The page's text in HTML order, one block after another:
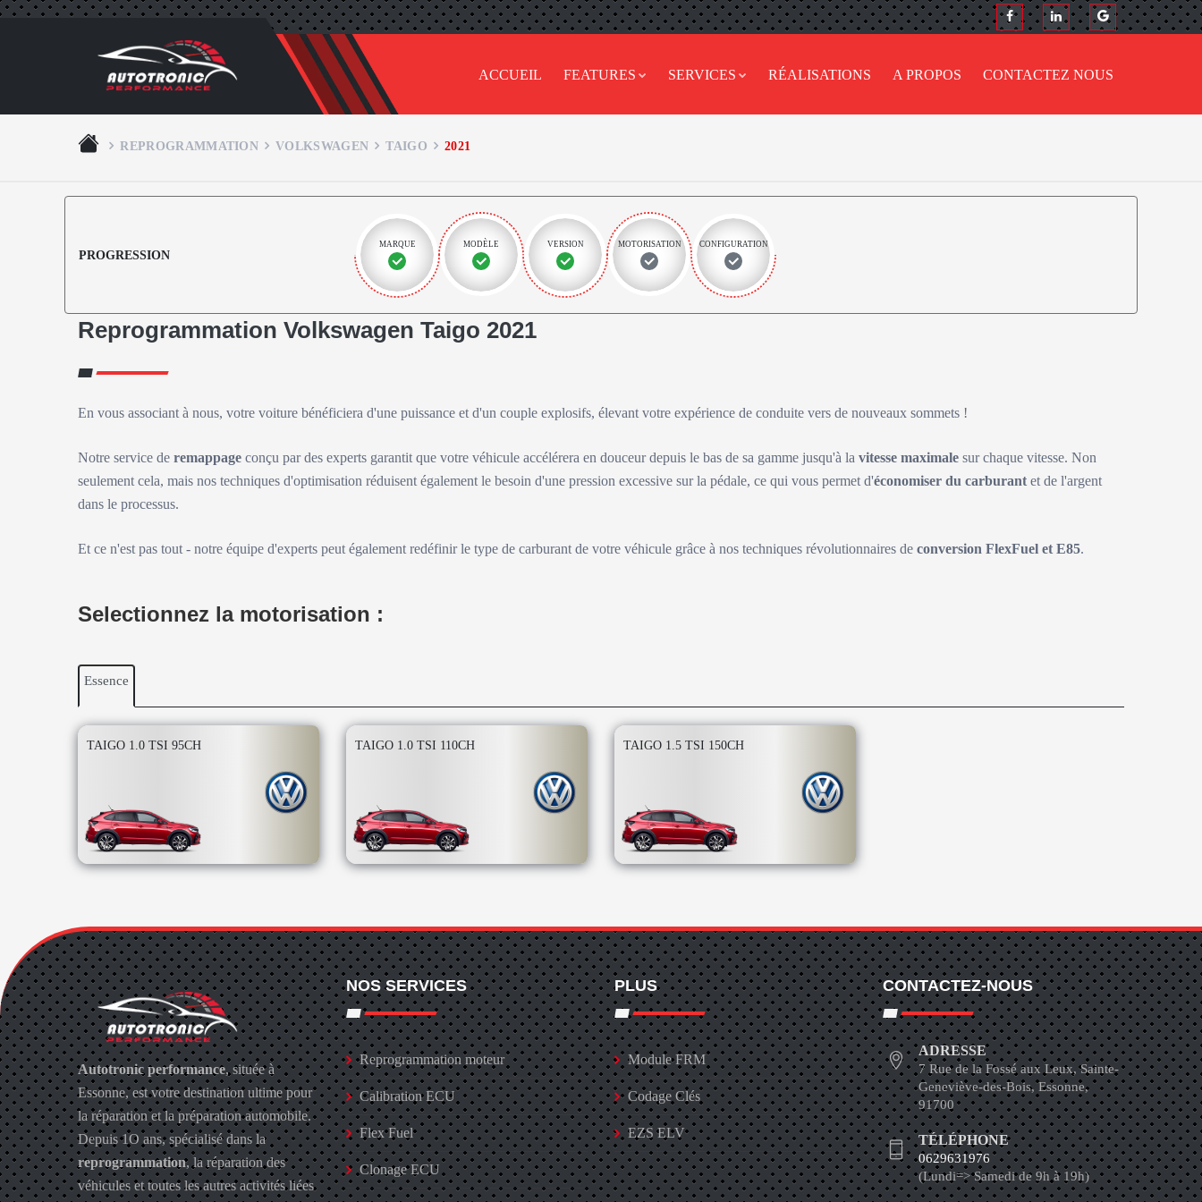
ACCUEIL FEATURES SERVICES RÉALISATIONS A PROPOS CONTACTEZ NOUS
REPROGRAMMATION VOLKSWAGEN TAIGO 2021
PROGRESSION
MARQUE MODÈLE VERSION MOTORISATION CONFIGURATION
Reprogrammation Volkswagen Taigo 2021
En vous associant à nous, votre voiture bénéficiera d'une puissance et d'un couple explosifs, élevant votre expérience de conduite vers de nouveaux sommets !
Notre service de remappage conçu par des experts garantit que votre véhicule accélérera en douceur depuis le bas de sa gamme jusqu'à la vitesse maximale sur chaque vitesse. Non
seulement cela, mais nos techniques d'optimisation réduisent également le besoin d'une pression excessive sur la pédale, ce qui vous permet d'économiser du carburant et de l'argent
dans le processus.
Et ce n'est pas tout - notre équipe d'experts peut également redéfinir le type de carburant de votre véhicule grâce à nos techniques révolutionnaires de conversion FlexFuel et E85.
Selectionnez la motorisation :
Essence
TAIGO 1.0 TSI 95CH TAIGO 1.0 TSI 110CH TAIGO 1.5 TSI 150CH
Autotronic performance, située à
Essonne, est votre destination ultime pour
la réparation et la préparation automobile.
Depuis 1O ans, spécialisé dans la
reprogrammation, la réparation des
véhicules et toutes les autres activités liées
NOS SERVICES
Reprogrammation moteur
Calibration ECU
Flex Fuel
Clonage ECU
PLUS
Module FRM
Codage Clés
EZS ELV
CONTACTEZ-NOUS
ADRESSE
7 Rue de la Fossé aux Leux, Sainte-
Geneviève-des-Bois, Essonne,
91700
TÉLÉPHONE
0629631976
(Lundi=> Samedi de 9h à 19h)